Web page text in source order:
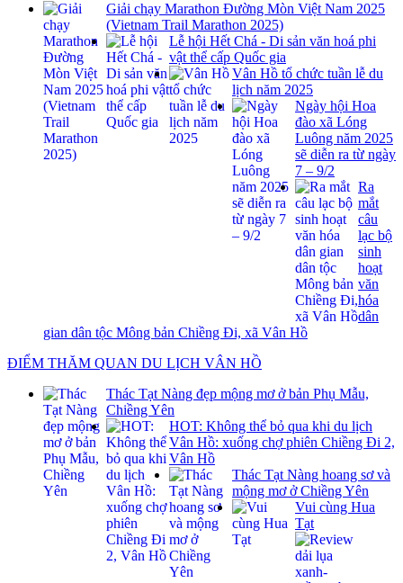
Giải chạy Marathon Đường Mòn Việt Nam 2025
(Vietnam Trail Marathon 2025)
Lễ hội Hết Chá - Di sản văn hoá phi
vật thể cấp Quốc gia
Vân Hồ tổ chức tuần lễ du
lịch năm 2025
Ngày hội Hoa
đào xã Lóng
Luông năm 2025
sẽ diễn ra từ ngày
7 – 9/2
Ra
mắt
câu
lạc bộ
sinh
hoạt
văn
hóa
dân
gian dân tộc Mông bản Chiềng Đi, xã Vân Hồ
ĐIỂM THĂM QUAN DU LỊCH VÂN HỒ
Thác Tạt Nàng đẹp mộng mơ ở bản Phụ Mẫu,
Chiềng Yên
HOT: Không thể bỏ qua khi du lịch
Vân Hồ: xuống chợ phiên Chiềng Đi 2,
Vân Hồ
Thác Tạt Nàng hoang sơ và
mộng mơ ở Chiềng Yên
Vui cùng Hua
Tạt